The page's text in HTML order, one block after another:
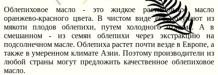
Облепиховое масло - это жидкое растительное масло
оранжево-красного цвета. В чистом виде его получают из
мякоти плодов облепихи, путем холодного отжима. А в
смешанном - из семян облепихи через экстракцию на
подсолнечном масле. Облепиха растет почти везде в Европе, а
также в умеренном климате Азии. Поэтому производители из
любой страны могут предложить качественное облепиховое
масло.